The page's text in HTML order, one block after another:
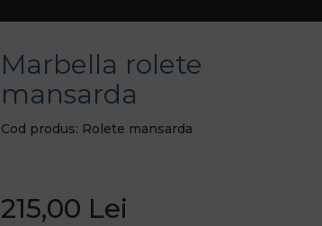
Marbella rolete
mansarda
Cod produs: Rolete mansarda
215,00 Lei